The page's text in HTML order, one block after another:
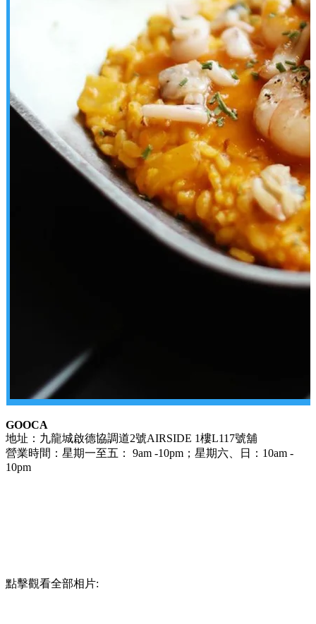
GOOCA
地址：九龍城啟德協調道2號AIRSIDE 1樓L117號舖
營業時間：星期一至五： 9am -10pm；星期六、日：10am -
10pm
點擊觀看全部相片: